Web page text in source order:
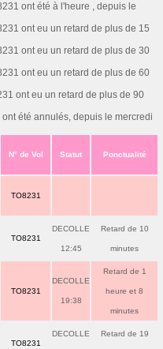
ont été à l'heure , depuis le
ont eu un retard de plus de 15
ont eu un retard de plus de 30
ont eu un retard de plus de 60
ont eu un retard de plus de 90
été annulés, depuis le mercredi
N° de Vol Statut Ponctualité
TO8231
TO8231
DECOLLE
12:45
Retard de 10
minutes
TO8231
DECOLLE
19:38
Retard de 1
heure et 8
minutes
TO8231
DECOLLE Retard de 19